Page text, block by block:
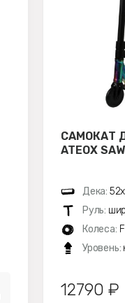
САМОКАТ
ATEOX
Дека:
Руль:
Колеса:
Уровень:
12790 ₽